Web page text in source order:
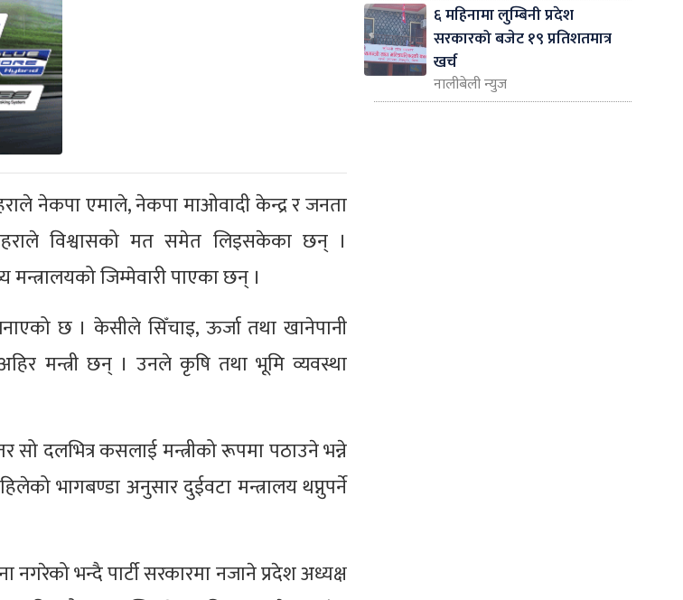
नेकपा एमाले, नेकपा माओवादी केन्द्र र जनता
विश्वासको मत समेत लिइसकेका छन् ।
जिम्मेवारी पाएका छन् ।
छ । केसीले सिँचाइ, ऊर्जा तथा खानेपानी
मन्त्री छन् । उनले कृषि तथा भूमि व्यवस्था
सो दलभित्र कसलाई मन्त्रीको रूपमा पठाउने भन्ने
भागबण्डा अनुसार दुईवटा मन्त्रालय थप्नुपर्ने
भन्दै पार्टी सरकारमा नजाने प्रदेश अध्यक्ष
६ महिनामा लुम्बिनी प्रदेश
सरकारको बजेट १९ प्रतिशतमात्र
खर्च
नालीबेली न्युज